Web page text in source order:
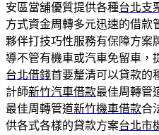
安區當舖優質提供各種台北支
方式資金周轉多元迅速的借款
夥伴打技巧性服務有保障方案
導不管有機車或汽車免留車，
台北借錢首要釐清可以貸款的
計師新竹汽車借款最佳周轉管
最佳周轉管道新竹機車借款合
供各式各樣的貸款方案台北市